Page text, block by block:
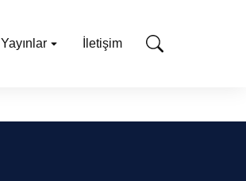
Yayınlar İletişim